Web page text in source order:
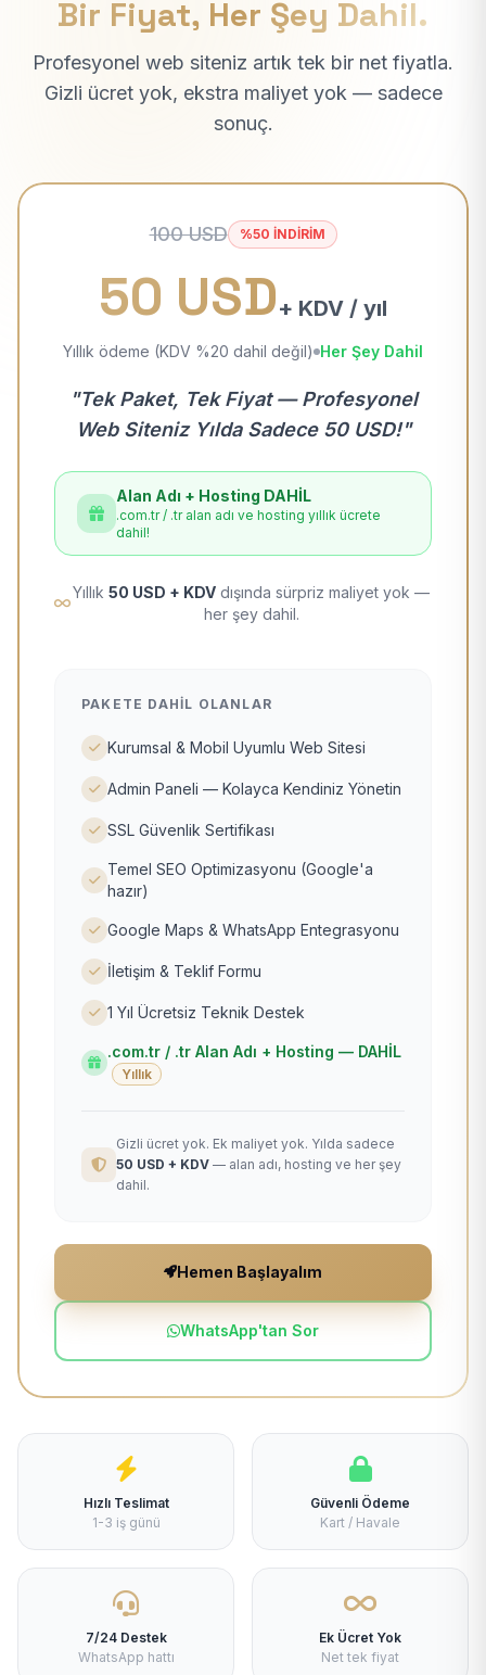
Bir Fiyat, Her Şey Dahil.
Profesyonel web siteniz artık tek bir net fiyatla.
Gizli ücret yok, ekstra maliyet yok — sadece
sonuç.
100 USD %50 İNDİRİM
50 USD+ KDV / yıl
Yıllık ödeme (KDV %20 dahil değil) Her Şey Dahil
"Tek Paket, Tek Fiyat — Profesyonel
Web Siteniz Yılda Sadece 50 USD!"
Alan Adı + Hosting DAHİL
.com.tr / .tr alan adı ve hosting yıllık ücrete
dahil!
Yıllık 50 USD + KDV dışında sürpriz maliyet yok —
her şey dahil.
PAKETE DAHIL OLANLAR
Kurumsal & Mobil Uyumlu Web Sitesi
Admin Paneli — Kolayca Kendiniz Yönetin
SSL Güvenlik Sertifikası
Temel SEO Optimizasyonu (Google'a
hazır)
Google Maps & WhatsApp Entegrasyonu
İletişim & Teklif Formu
1 Yıl Ücretsiz Teknik Destek
.com.tr / .tr Alan Adı + Hosting — DAHİL
Yıllık
Gizli ücret yok. Ek maliyet yok. Yılda sadece
50 USD + KDV — alan adı, hosting ve her şey
dahil.
Hemen Başlayalım
WhatsApp'tan Sor
Hızlı Teslimat
1-3 iş günü
Güvenli Ödeme
Kart / Havale
7/24 Destek
WhatsApp hattı
Ek Ücret Yok
Net tek fiyat